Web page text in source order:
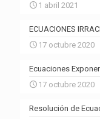
1 abril 2021
ECUACIONES
17 octubre 2020
Ecuaciones
17 octubre 2020
Resolución de